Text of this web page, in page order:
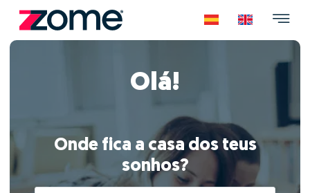
Olá!
Onde fica a casa dos teus
sonhos?